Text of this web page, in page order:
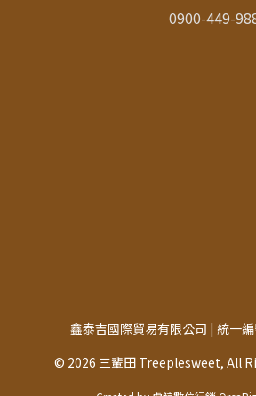
0900-449-
鑫泰吉國際貿易有限公司 | 統一
© 2026 三輩田 Treeplesweet, All